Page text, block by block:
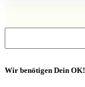
Wir benötigen Dein OK!